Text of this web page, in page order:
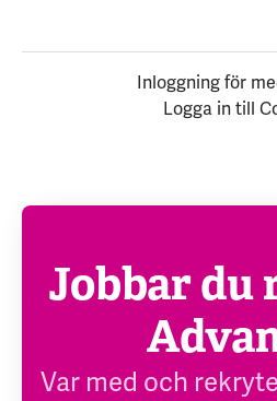
Inloggning för
Logga in till
Jobbar du
Var med och